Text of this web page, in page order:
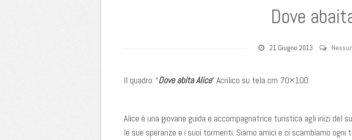
Dove
21 Giugno 2013
Il quadro: “Dove abita Alice” Acrilico su tela cm 70×100
Alice è una giovane guida e accompagnatrice turistica agli inizi del
le sue speranze e i suoi tormenti. Siamo amici e ci scambiamo